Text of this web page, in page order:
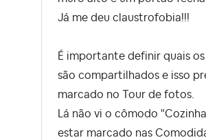
Já me deu claustrofobia!!!
É importante definir quais
são compartilhados e isso
marcado no Tour de fotos.
Lá não vi o cômodo
estar marcado nas